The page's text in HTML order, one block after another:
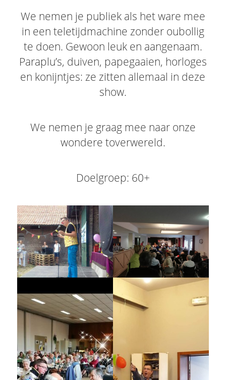
We nemen je publiek als het ware mee
in een teletijdmachine zonder oubollig
te doen. Gewoon leuk en aangenaam.
Paraplu’s, duiven, papegaaien, horloges
en konijntjes: ze zitten allemaal in deze
show.
We nemen je graag mee naar onze
wondere toverwereld.
Doelgroep: 60+